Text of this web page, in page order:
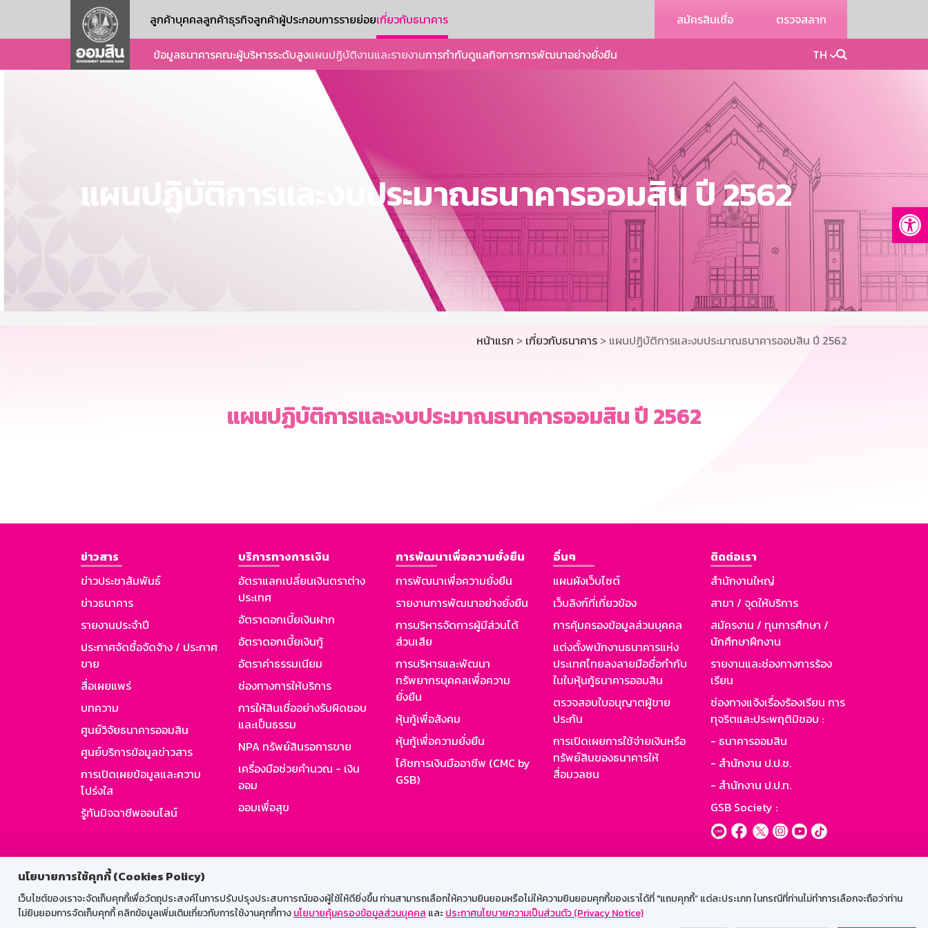
นโยบายการใช้คุกกี้ (Cookies Policy)
เว็บไซต์ของเราจะจัดเก็บคุกกี้เพื่อวัตถุประสงค์ในการปรับปรุงประสบการณ์ของผู้ใช้ให้ดียิ่งขึ้น ท่านสามารถเลือกให้ความยินยอมหรือไม่ให้ความยินยอมคุกกี้ของเราได้ที่ "แถบคุกกี้” แต่ละประเภท ในกรณีที่ท่านไม่ทำการเลือกจะถือว่าท่าน
ไม่ยินยอมการจัดเก็บคุกกี้ คลิกข้อมูลเพิ่มเติมเกี่ยวกับการใช้งานคุกกี้ทางนโยบายคุ้มครองข้อมูลส่วนบุคคล และประกาศนโยบายความเป็นส่วนตัว (Privacy Notice)
ลูกค้าบุคคลลูกค้าธุรกิจลูกค้าผู้ประกอบการรายย่อยเกี่ยวกับธนาคาร สมัครสินเชื่อ ตรวจสลาก
ข้อมูลธนาคารคณะผู้บริหารระดับสูงแผนปฏิบัติงานและรายงานการกำกับดูแลกิจการการพัฒนาอย่างยั่งยืน TH
แผนปฏิบัติการและงบประมาณธนาคารออมสิน ปี 2562
หน้าแรก > เกี่ยวกับธนาคาร > แผนปฏิบัติการและงบประมาณธนาคารออมสิน ปี 2562
แผนปฏิบัติการและงบประมาณธนาคารออมสิน ปี 2562
ข่าวสาร
ข่าวประชาสัมพันธ์
ข่าวธนาคาร
รายงานประจำปี
ประกาศจัดซื้อจัดจ้าง / ประกาศ
ขาย
สื่อเผยแพร่
บทความ
ศูนย์วิจัยธนาคารออมสิน
ศูนย์บริการข้อมูลข่าวสาร
การเปิดเผยข้อมูลและความ
โปร่งใส
รู้ทันมิจฉาชีพออนไลน์
บริการทางการเงิน
อัตราแลกเปลี่ยนเงินตราต่าง
ประเทศ
อัตราดอกเบี้ยเงินฝาก
อัตราดอกเบี้ยเงินกู้
อัตราค่าธรรมเนียม
ช่องทางการให้บริการ
การให้สินเชื่ออย่างรับผิดชอบ
และเป็นธรรม
NPA ทรัพย์สินรอการขาย
เครื่องมือช่วยคำนวณ - เงิน
ออม
ออมเพื่อสุข
การพัฒนาเพื่อความยั่งยืน
การพัฒนาเพื่อความยั่งยืน
รายงานการพัฒนาอย่างยั่งยืน
การบริหารจัดการผู้มีส่วนได้
ส่วนเสีย
การบริหารและพัฒนา
ทรัพยากรบุคคลเพื่อความ
ยั่งยืน
หุ้นกู้เพื่อสังคม
หุ้นกู้เพื่อความยั่งยืน
โค้ชการเงินมืออาชีพ (CMC by
GSB)
อื่นๆ
แผนผังเว็บไซต์
เว็บลิงก์ที่เกี่ยวข้อง
การคุ้มครองข้อมูลส่วนบุคคล
แต่งตั้งพนักงานธนาคารแห่ง
ประเทศไทยลงลายมือชื่อกำกับ
ในใบหุ้นกู้ธนาคารออมสิน
ตรวจสอบใบอนุญาตผู้ขาย
ประกัน
การเปิดเผยการใช้จ่ายเงินหรือ
ทรัพย์สินของธนาคารให้
สื่อมวลชน
ติดต่อเรา
สำนักงานใหญ่
สาขา / จุดให้บริการ
สมัครงาน / ทุนการศึกษา /
นักศึกษาฝึกงาน
รายงานและช่องทางการร้อง
เรียน
ช่องทางแจ้งเรื่องร้องเรียน การ
ทุจริตและประพฤติมิชอบ :
- ธนาคารออมสิน
- สำนักงาน ป.ป.ช.
- สำนักงาน ป.ป.ท.
GSB Society :